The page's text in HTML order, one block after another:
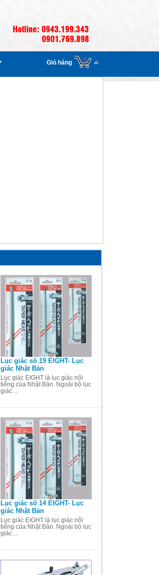
Giỏ hàng 0
Lục giác số 19 EIGHT- Lục
giác Nhật Bản
Lục giác EIGHT là lục giác nổi
tiếng của Nhật Bản. Ngoài bộ lục
giác ...
Lục giác số 14 EIGHT- Lục
giác Nhật Bản
Lục giác EIGHT là lục giác nổi
tiếng của Nhật Bản. Ngoài bộ lục
giác ...